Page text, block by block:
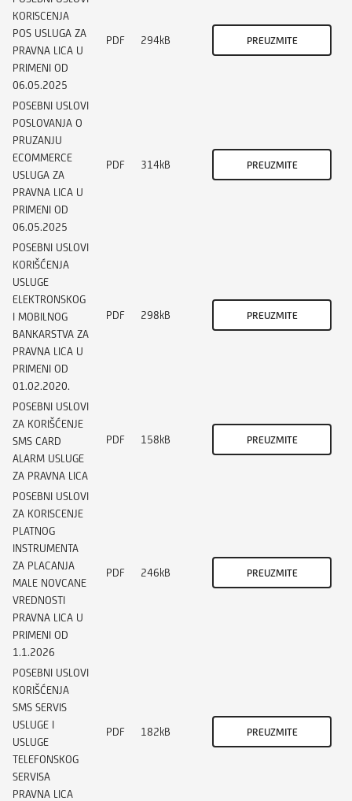
KORISCENJA
POS USLUGA ZA
PRAVNA LICA U
PRIMENI OD
06.05.2025
PDF 294kB PREUZMITE
POSEBNI USLOVI
POSLOVANJA O
PRUZANJU
ECOMMERCE
USLUGA ZA
PRAVNA LICA U
PRIMENI OD
06.05.2025
PDF 314kB PREUZMITE
POSEBNI USLOVI
KORIŠĆENJA
USLUGE
ELEKTRONSKOG
I MOBILNOG
BANKARSTVA ZA
PRAVNA LICA U
PRIMENI OD
01.02.2020.
PDF 298kB PREUZMITE
POSEBNI USLOVI
ZA KORIŠĆENJE
SMS CARD
ALARM USLUGE
ZA PRAVNA LICA
PDF 158kB PREUZMITE
POSEBNI USLOVI
ZA KORISCENJE
PLATNOG
INSTRUMENTA
ZA PLACANJA
MALE NOVCANE
VREDNOSTI
PRAVNA LICA U
PRIMENI OD
1.1.2026
PDF 246kB PREUZMITE
POSEBNI USLOVI
KORIŠĆENJA
SMS SERVIS
USLUGE I
USLUGE
TELEFONSKOG
SERVISA
PRAVNA LICA
PDF 182kB PREUZMITE